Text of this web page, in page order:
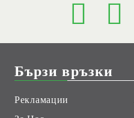
Бързи връзки
Рекламации